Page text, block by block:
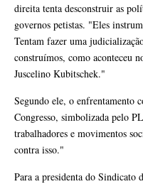
direita tenta desconstruir as
governos petistas. "Eles
Tentam fazer uma
construímos, como aconteceu
Juscelino Kubitschek."
Segundo ele, o enfrentamento
Congresso, simbolizada pelo
trabalhadores e movimentos
contra isso."
Para a presidenta do Sindicato